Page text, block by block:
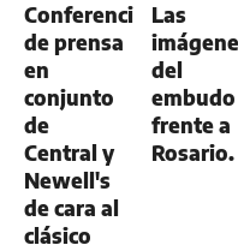
Conferencia
de prensa
en
conjunto
de
Central y
Newell's
de cara al
clásico
Las
del
embudo
frente a
Rosario.